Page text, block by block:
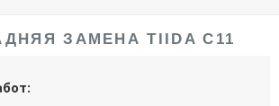
ЗАМЕНА TIIDA C11